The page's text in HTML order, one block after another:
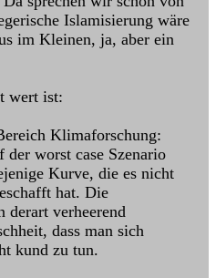
Islamisierung wäre
im Kleinen, ja, aber ein
wert ist:
Klimaforschung:
der worst case Szenario
Kurve, die es nicht
hat. Die
derart verheerend
dass man sich
kund zu tun.